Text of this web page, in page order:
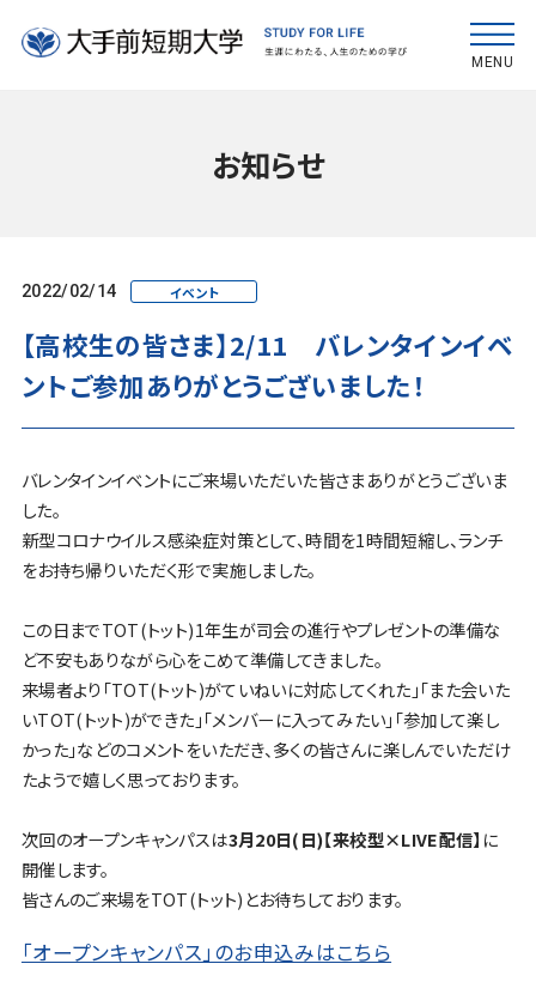
MENU
お知らせ
2022/02/14 イベント
【高校生の皆さま】2/11 バレンタインイベ
ントご参加ありがとうございました！
バレンタインイベントにご来場いただいた皆さまありがとうございま
した。
新型コロナウイルス感染症対策として、時間を1時間短縮し、ランチ
をお持ち帰りいただく形で実施しました。
この日までTOT(トット)1年生が司会の進行やプレゼントの準備な
ど不安もありながら心をこめて準備してきました。
来場者より「TOT(トット)がていねいに対応してくれた」「また会いた
いTOT(トット)ができた」「メンバーに入ってみたい」「参加して楽し
かった」などのコメントをいただき、多くの皆さんに楽しんでいただけ
たようで嬉しく思っております。
次回のオープンキャンパスは3月20日(日)【来校型×LIVE配信】 に
開催します。
皆さんのご来場をTOT(トット)とお待ちしております。
「オープンキャンパス」のお申込みはこちら